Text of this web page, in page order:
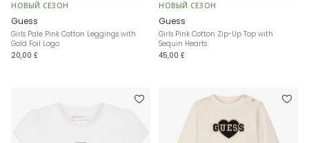
НОВЫЙ СЕЗОН
Guess
Girls Pale Pink Cotton Leggings with
Gold Foil Logo
20,00 £
НОВЫЙ СЕЗОН
Guess
Girls Pink Cotton Zip-Up Top with
Sequin Hearts
45,00 £